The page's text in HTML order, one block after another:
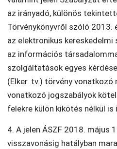
az irányadó, különös
Törvénykönyvről szóló 2013.
az elektronikus
az információs
szolgáltatások egyes
(Elker. tv.) törvény vonatkozó
vonatkozó jogszabályok
felekre külön kikötés nélkül is
4. A jelen ÁSZF 2018. május
visszavonásig hatályban